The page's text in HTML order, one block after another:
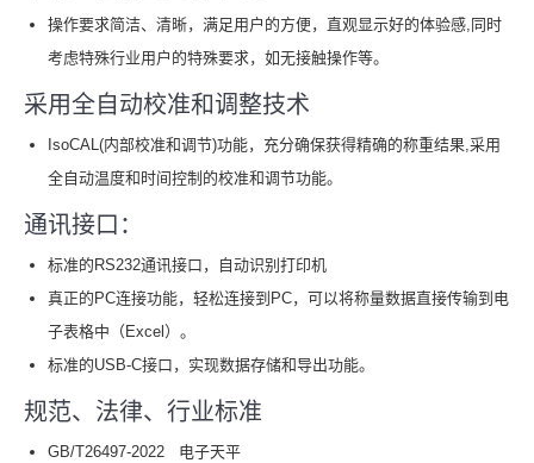
操作要求简洁、清晰，满足用户的方便，直观显示好的体验感,同时
考虑特殊行业用户的特殊要求，如无接触操作等。
采用全自动校准和调整技术
IsoCAL(内部校准和调节)功能，充分确保获得精确的称重结果,采用
全自动温度和时间控制的校准和调节功能。
通讯接口：
标准的RS232通讯接口，自动识别打印机
真正的PC连接功能，轻松连接到PC，可以将称量数据直接传输到电
⼦表格中（Excel）。
标准的USB-C接口，实现数据存储和导出功能。
规范、法律、行业标准
GB/T26497-2022 电子天平